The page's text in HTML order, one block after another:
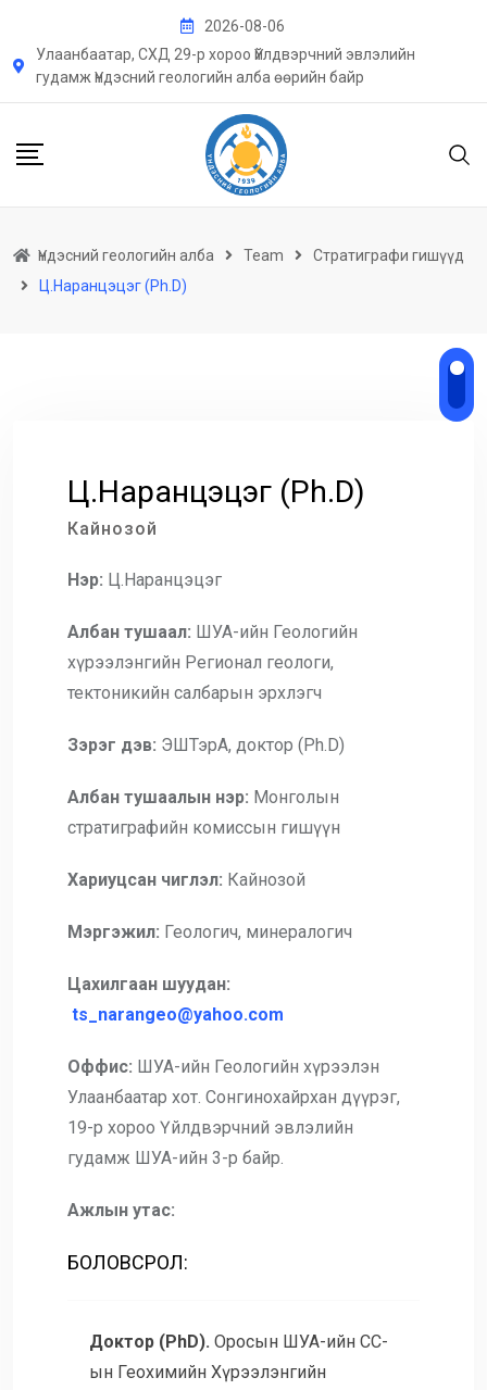
content
2026-08-06
Улаанбаатар, СХД 29-р хороо Үйлдвэрчний эвлэлийн
гудамж Үндэсний геологийн алба өөрийн байр
Үндэсний геологийн алба Team
Стратиграфи гишүүд
Ц.Наранцэцэг (Ph.D)
Ц.Наранцэцэг (Ph.D)
Кайнозой
Нэр: Ц.Наранцэцэг
Албан тушаал: ШУА-ийн Геологийн
хүрээлэнгийн Регионал геологи,
тектоникийн салбарын эрхлэгч
Зэрэг дэв: ЭШТэрА, доктор (Ph.D)
Албан тушаалын нэр: Монголын
стратиграфийн комиссын гишүүн
Хариуцсан чиглэл: Кайнозой
Мэргэжил: Геологич, минералогич
Цахилгаан шуудан:
ts_narangeo@yahoo.com
Оффис: ШУА-ийн Геологийн хүрээлэн
Улаанбаатар хот. Сонгинохайрхан дүүрэг,
19-р хороо Үйлдвэрчний эвлэлийн
гудамж ШУА-ийн 3-р байр.
Ажлын утас:
БОЛОВСРОЛ:
Доктор (PhD). Оросын ШУА-ийн СС-
ын Геохимийн Хүрээлэнгийн